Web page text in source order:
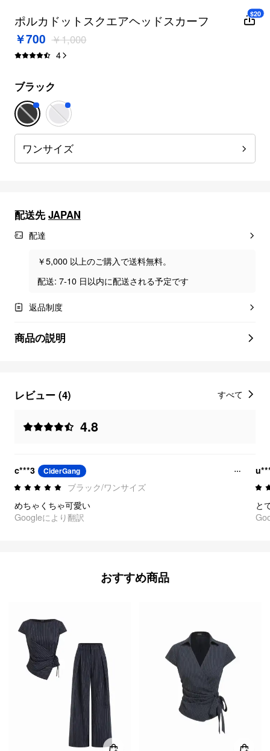
ポルカドットスクエアヘッドスカーフ
￥700 ￥1,000
4
$20
ブラック
ワンサイズ
配送先 JAPAN
配達
￥5,000 以上のご購入で送料無料。
配送: 7-10 日以内に配送される予定です
返品制度
商品の説明
レビュー (4)
4.8
すべて
c***3 CiderGang
ブラック/ワンサイズ
めちゃくちゃ可愛い
Googleにより翻訳
おすすめ商品